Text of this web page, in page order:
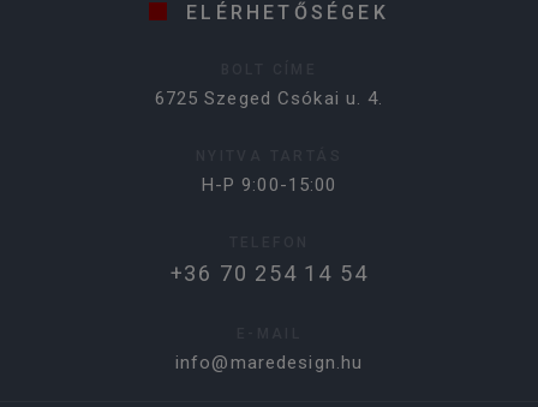
ELÉRHETŐSÉGEK
6725 Szeged Csókai u. 4.
H-P 9:00-15:00
+36 70 254 14 54
info@maredesign.hu